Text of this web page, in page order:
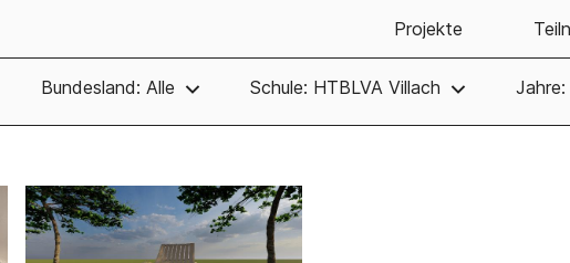
Projekte
Bundesland: Alle Schule: HTBLVA Villach Jahre: